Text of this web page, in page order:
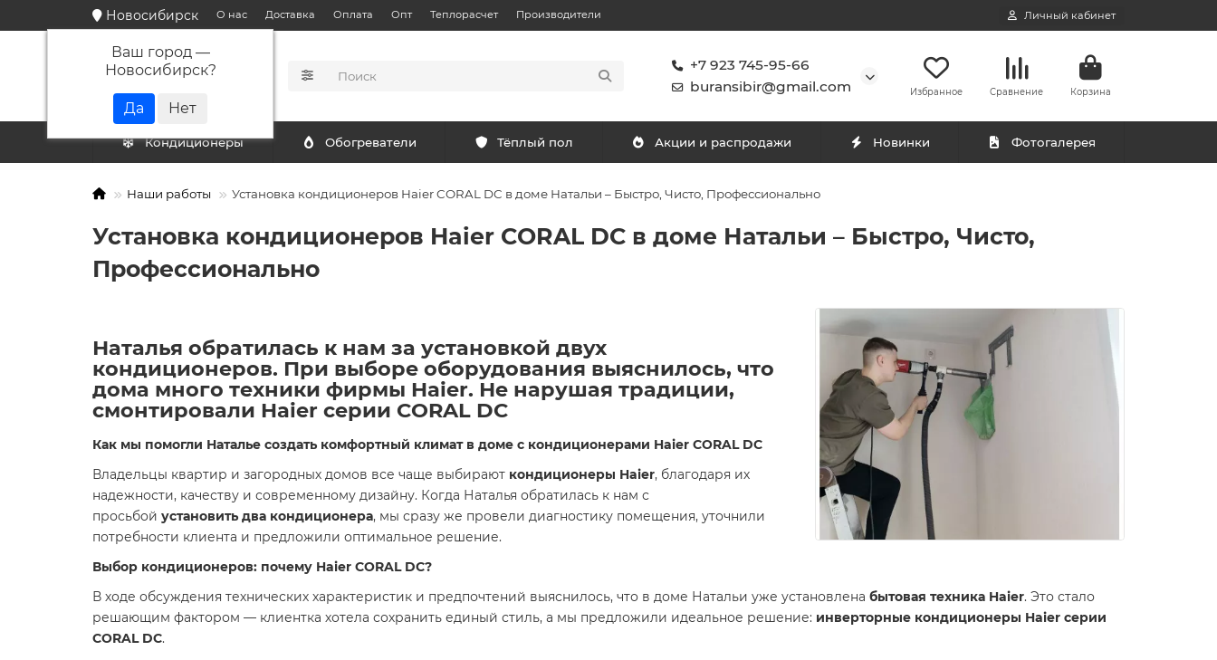
Новосибирск
Ваш город —
Новосибирск?
О нас Доставка Оплата Опт Теплорасчет Производители Личный кабинет
КАТАЛОГ
+7 923 745-95-66
buransibir@gmail.com
Избранное Сравнение Корзина
Кондиционеры Обогреватели Тёплый пол Акции и распродажи Новинки Фотогалерея
Наши работы Установка кондиционеров Haier CORAL DC в доме Натальи – Быстро, Чисто, Профессионально
Установка кондиционеров Haier CORAL DC в доме Натальи – Быстро, Чисто,
Профессионально
Наталья обратилась к нам за установкой двух
кондиционеров. При выборе оборудования выяснилось, что
дома много техники фирмы Haier. Не нарушая традиции,
смонтировали Haier серии CORAL DC
Как мы помогли Наталье создать комфортный климат в доме с кондиционерами Haier CORAL DC
Владельцы квартир и загородных домов все чаще выбирают кондиционеры Haier, благодаря их
надежности, качеству и современному дизайну. Когда Наталья обратилась к нам с
просьбой установить два кондиционера, мы сразу же провели диагностику помещения, уточнили
потребности клиента и предложили оптимальное решение.
Выбор кондиционеров: почему Haier CORAL DC?
В ходе обсуждения технических характеристик и предпочтений выяснилось, что в доме Натальи уже установлена бытовая техника Haier. Это стало
решающим фактором — клиентка хотела сохранить единый стиль, а мы предложили идеальное решение: инверторные кондиционеры Haier серии
CORAL DC.